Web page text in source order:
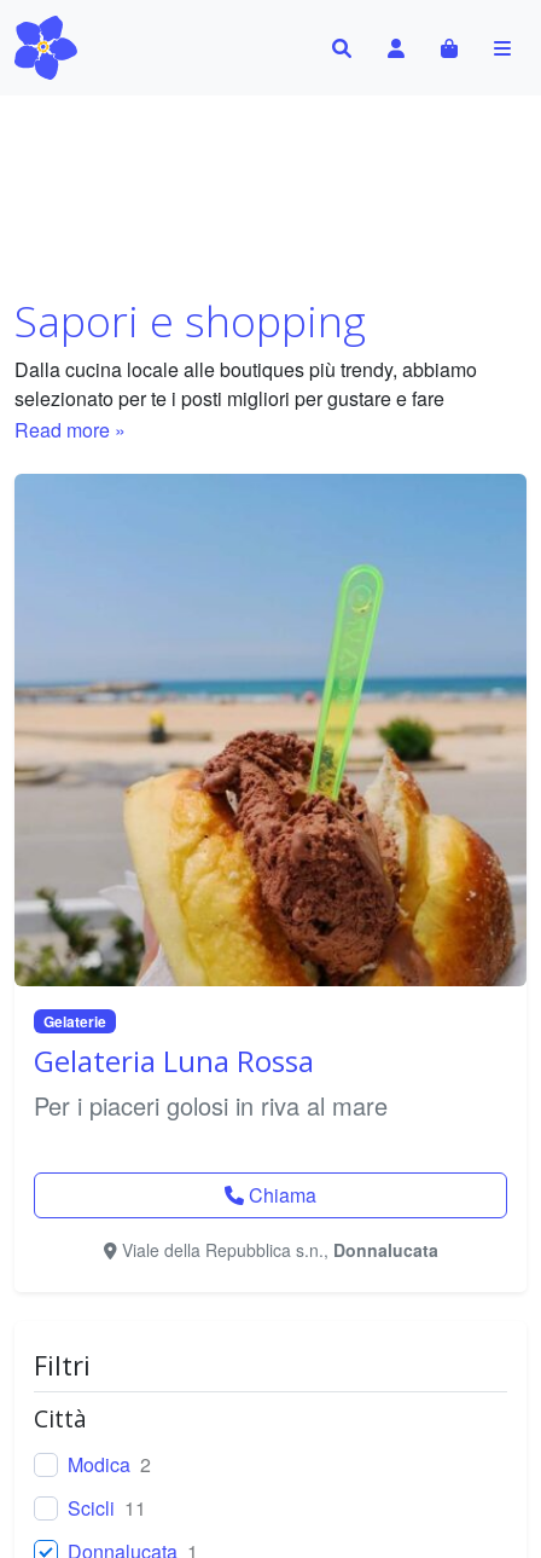
Search AccountCart
Sapori e shopping
Dalla cucina locale alle boutiques più trendy, abbiamo
selezionato per te i posti migliori per gustare e fare
shopping nella città. La tua guida ai sapori e ai piaceri dello
shopping, per farti scoprire i sapori e le eccellenze del
territorio. Se sei alla ricerca di una cena raffinata, di una
pausa golosa o di un'esperienza di shopping unica, qui
troverai le nostre raccomandazioni per vivere al meglio la
Sicilia.
Siamo sempre alla ricerca di nuovi posti da consigliare,
quindi torna spesso a visitare la nostra sezione "Food &
Shop" per scoprire le ultime novità e le nostre nuove
Read more »
Gelaterie
Gelateria Luna Rossa
Per i piaceri golosi in riva al mare
Chiama
Viale della Repubblica s.n., Donnalucata
Filtri
Città
Modica 2
Scicli 11
Donnalucata 1